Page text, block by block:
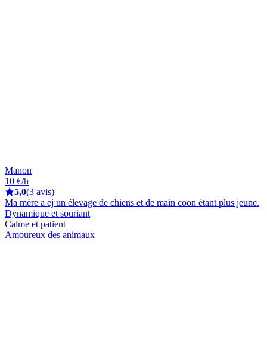
Manon
10 €/h
5,0(3 avis)
Ma mère a ej un élevage de chiens et de main coon étant plus jeune.
Dynamique et souriant
Calme et patient
Amoureux des animaux